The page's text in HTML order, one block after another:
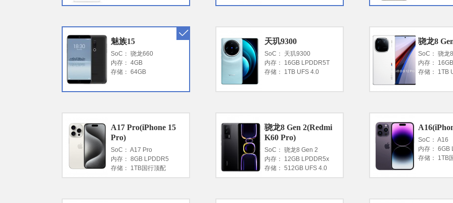
魅族15
SoC： 骁龙660
内存： 4GB
存储： 64GB
天玑9300
SoC： 天玑9300
内存： 16GB LPDDR5T
存储： 1TB UFS 4.0
骁龙8
SoC： 骁龙
内存：
存储： 1TB
A17 Pro(iPhone 15
Pro)
SoC： A17 Pro
内存： 8GB LPDDR5
存储： 1TB国行顶配
骁龙8 Gen 2(Redmi
K60 Pro)
SoC： 骁龙8 Gen 2
内存： 12GB LPDDR5x
存储： 512GB UFS 4.0
SoC： A16
内存： 6GB
存储： 1TB